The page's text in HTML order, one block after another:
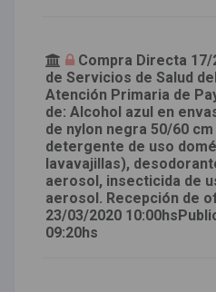
Compra Directa
de Servicios de Salud
Atención Primaria de
de: Alcohol azul en
de nylon negra 50/60
detergente de uso
lavavajillas),
aerosol, insecticida de
aerosol. Recepción de
23/03/2020
09:20hs